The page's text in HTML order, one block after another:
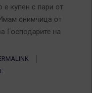
е купен с пари от
снимчица от
Господарите на